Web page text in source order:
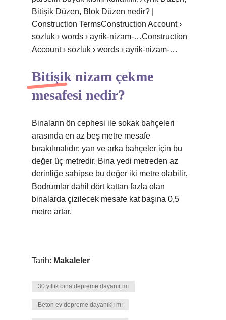
Bitişik Düzen, Blok Düzen nedir? |
Construction TermsConstruction Account ›
sozluk › words › ayrik-nizam-…Construction
Account › sozluk › words › ayrik-nizam-…
Bitişik nizam çekme
mesafesi nedir?
Binaların ön cephesi ile sokak bahçeleri
arasında en az beş metre mesafe
bırakılmalıdır; yan ve arka bahçeler için bu
değer üç metredir. Bina yedi metreden az
derinliğe sahipse bu değer iki metre olabilir.
Bodrumlar dahil dört kattan fazla olan
binalarda çizilecek mesafe kat başına 0,5
metre artar.
Tarih: Makaleler
30 yıllık bina depreme dayanır mı
Beton ev depreme dayanıklı mı